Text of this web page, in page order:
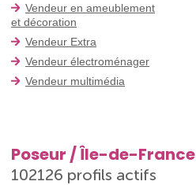
Vendeur en ameublement
et décoration
Vendeur Extra
Vendeur électroménager
Vendeur multimédia
Poseur / Île-de-France
102126 profils actifs